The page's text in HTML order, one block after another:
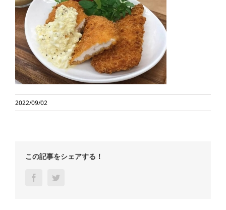
2022/09/02
この記事をシェアする！
Facebook